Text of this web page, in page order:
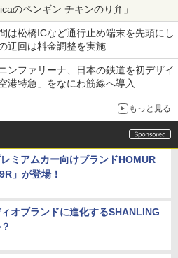
のペンギン チキンのり弁」
は松橋ICなど通行止め端末を先頭にし
迂回は料金調整を実施
ンファリーナ、日本の鉄道を初デザイ
港特急」をなにわ筋線へ導入
もっと見る
ミアムカー向けブランドHOMUR
」が登場！
オブランドに進化するSHANLING